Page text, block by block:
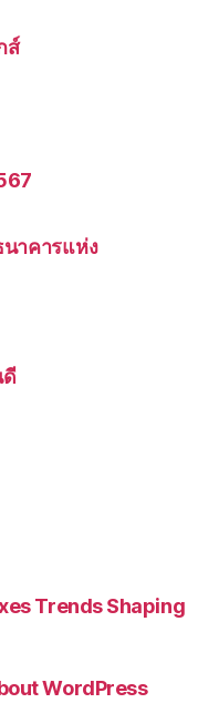
ส์
าคารแห่ง
Trends Shaping
WordPress